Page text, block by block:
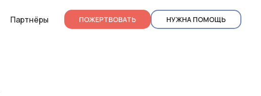
Партнёры ПОЖЕРТВОВАТЬ НУЖНА ПОМОЩЬ